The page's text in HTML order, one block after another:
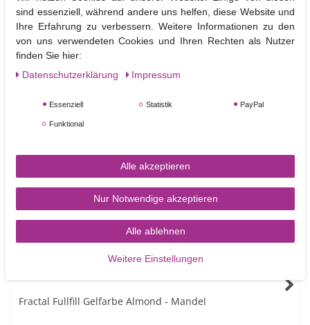
Brennwerte
Fett
davon
gesättigt
Kohlenhydrate
davon
Zucker
Eiweiß
Ähnliche Artikel
NEUHEIT
Fractal Fullfill Gelfarbe Almond - Mandel
sind essenziell, während andere uns helfen, diese Website und
Ihre Erfahrung zu verbessern. Weitere Informationen zu den
von uns verwendeten Cookies und Ihren Rechten als Nutzer
finden Sie hier:
Daten­schutz­erklärung
Impressum
Essenziell Statistik PayPal
Funktional
Alle akzeptieren
Nur Notwendige akzeptieren
Alle ablehnen
Weitere Einstellungen